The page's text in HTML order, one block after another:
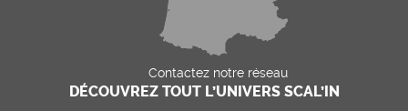
Contactez notre réseau
DÉCOUVREZ TOUT L’UNIVERS SCAL’IN